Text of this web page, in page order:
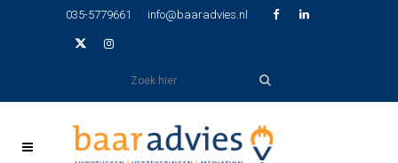
035-5779661 info@baaradvies.nl